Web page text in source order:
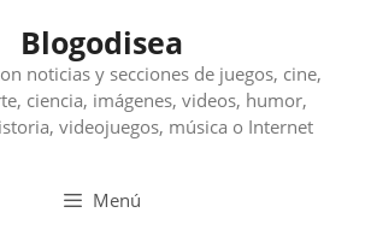
Blogodisea
noticias y secciones de juegos, cine,
ciencia, imágenes, videos, humor,
videojuegos, música o Internet
Menú